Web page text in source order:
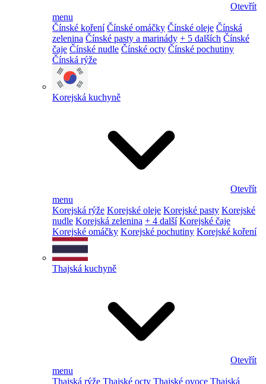
Otevřít
menu
Čínské koření Čínské omáčky Čínské oleje Čínská
zelenina Čínské pasty a marinády + 5 dalších Čínské
čaje Čínské nudle Čínské octy Čínské pochutiny
Čínská rýže
Korejská kuchyně
Otevřít
menu
Korejská rýže Korejské oleje Korejské pasty Korejské
nudle Korejská zelenina + 4 další Korejské čaje
Korejské omáčky Korejské pochutiny Korejské koření
Thajská kuchyně
Otevřít
menu
Thajská rýže Thajské octy Thajské ovoce Thajská